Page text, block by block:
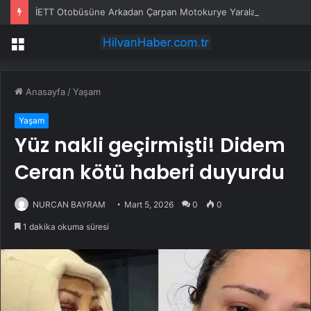
İETT Otobüsüne Arkadan Çarpan Motokurye Yaralandı
Menü
Anasayfa /Yaşam
Yaşam
Yüz nakli geçirmişti! Didem
Ceran kötü haberi duyurdu
NURCAN BAYRAM Mart 5, 2026 0 0
1 dakika okuma süresi